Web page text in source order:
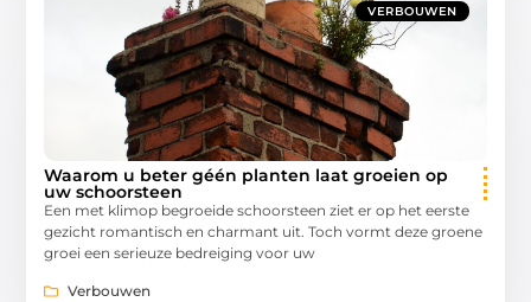
VERBOUWEN
Waarom u beter géén planten laat groeien op
uw schoorsteen
Een met klimop begroeide schoorsteen ziet er op het eerste
gezicht romantisch en charmant uit. Toch vormt deze groene
groei een serieuze bedreiging voor uw
Verbouwen